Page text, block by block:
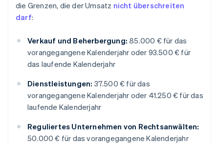
die Grenzen, die der Umsatz nicht überschreiten
darf:
Verkauf und Beherbergung: 85.000 € für das
vorangegangene Kalenderjahr oder 93.500 € für
das laufende Kalenderjahr
Dienstleistungen: 37.500 € für das
vorangegangene Kalenderjahr oder 41.250 € für das
laufende Kalenderjahr
Reguliertes Unternehmen von Rechtsanwälten:
50.000 € für das vorangegangene Kalenderjahr